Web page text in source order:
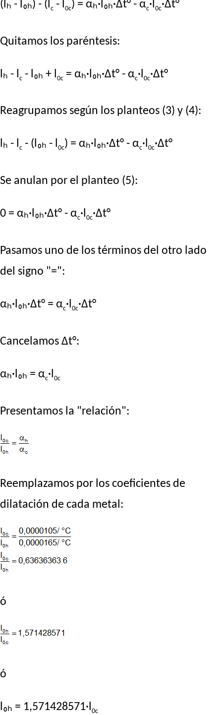
(lₕ - l₀ₕ) - (l c - l 0c) = αₕ·l₀ₕ·Δt° - αc·l 0c·Δt°
Quitamos los paréntesis:
lₕ - l c - l₀ₕ + l 0c = αₕ·l₀ₕ·Δt° - αc·l 0c·Δt°
Reagrupamos según los planteos (3) y (4):
lₕ - lc - (l₀ₕ - l0c) = αₕ·l₀ₕ·Δt° - αc·l0c·Δt°
Se anulan por el planteo (5):
0 = αₕ·l₀ₕ·Δt° - αc·l0c·Δt°
Pasamos uno de los términos del otro lado
del signo "=":
αₕ·l₀ₕ·Δt° = αc·l0c·Δt°
Cancelamos Δt°:
αₕ·l₀ₕ = αc·l 0c
Presentamos la "relación":
Reemplazamos por los coeficientes de
dilatación de cada metal:
ó
ó
l₀ₕ = 1,571428571·l 0c